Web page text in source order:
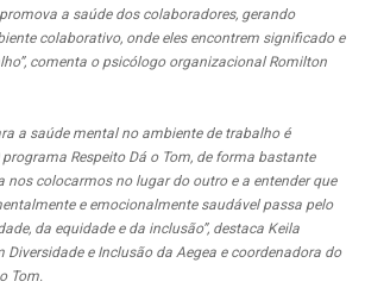
a saúde dos colaboradores, gerando
colaborativo, onde eles encontrem significado e
comenta o psicólogo organizacional Romilton
a saúde mental no ambiente de trabalho é
programa Respeito Dá o Tom, de forma bastante
nos colocarmos no lugar do outro e a entender que
e emocionalmente saudável passa pelo
da equidade e da inclusão”, destaca Keila
Diversidade e Inclusão da Aegea e coordenadora do
Tom.